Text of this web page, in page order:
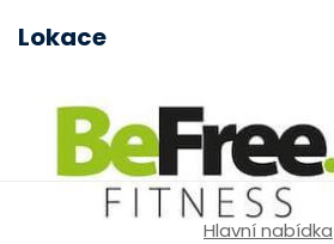
Lokace
Hlavní nabídka